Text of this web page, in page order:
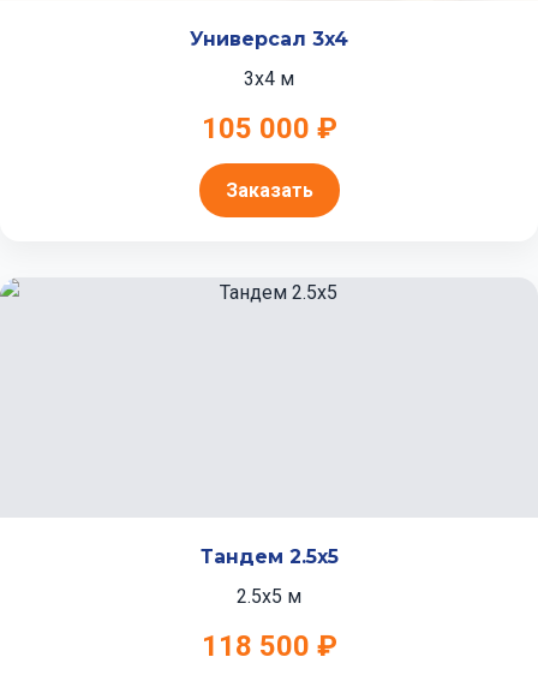
Универсал 3x4
3x4 м
105 000 ₽
Заказать
Тандем 2.5x5
2.5x5 м
118 500 ₽